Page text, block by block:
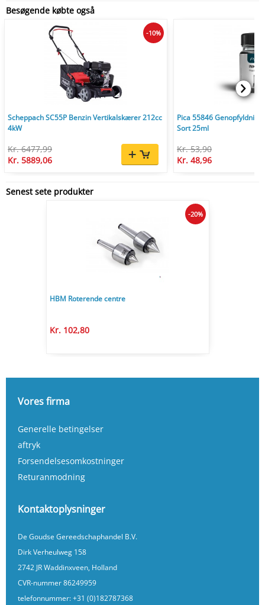
Besøgende købte også
Scheppach SC55P Benzin Vertikalskærer 212cc
4kW
Kr. 6477,99
Kr. 5889,06
-10%
Pica 55846
Sort 25ml
Kr. 53,90
Kr. 48,96
Senest sete produkter
HBM Roterende centre
Kr. 102,80
-20%
Vores firma
Generelle betingelser
aftryk
Forsendelsesomkostninger
Returanmodning
Kontaktoplysninger
De Goudse Gereedschaphandel B.V.
Dirk Verheulweg 158
2742 JR Waddinxveen, Holland
CVR-nummer 86249959
telefonnummer:+31 (0)182787368